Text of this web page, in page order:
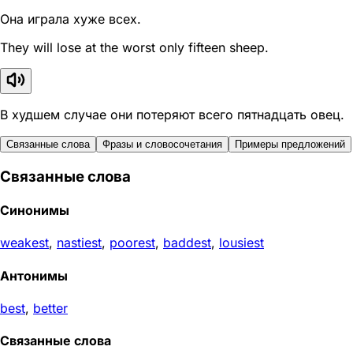
Она играла хуже всех.
They will lose at the worst only fifteen sheep.
В худшем случае они потеряют всего пятнадцать овец.
Связанные слова Фразы и словосочетания Примеры предложений
Связанные слова
Синонимы
weakest, nastiest, poorest, baddest, lousiest
Антонимы
best, better
Связанные слова